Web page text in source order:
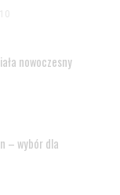
nowoczesny
– wybór dla